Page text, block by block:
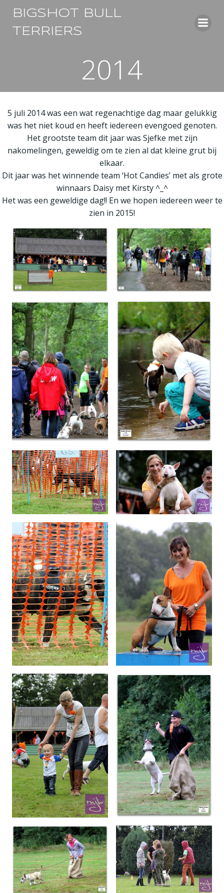
naar
BIGSHOT BULL
TERRIERS
2014
5 juli 2014 was een wat regenachtige dag maar gelukkig
was het niet koud en heeft iedereen evengoed genoten.
Het grootste team dit jaar was Sjefke met zijn
nakomelingen, geweldig om te zien al dat kleine grut bij
elkaar.
Dit jaar was het winnende team ‘Hot Candies’ met als grote
winnaars Daisy met Kirsty ^_^
Het was een geweldige dag!! En we hopen iedereen weer te
zien in 2015!